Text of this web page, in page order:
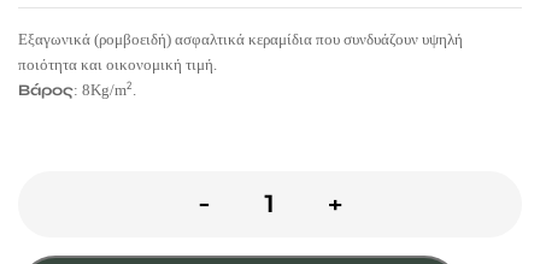
Εξαγωνικά (ρομβοειδή) ασφαλτικά κεραμίδια που συνδυάζουν υψηλή
ποιότητα και οικονομική τιμή.
Βάρος: 8Kg/m2.
-
Ασφαλτικό
+